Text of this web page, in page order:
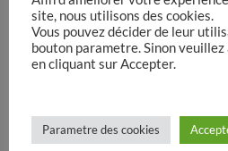
variétés de poissons de nos
site, nous utilisons des cookies.
Vous pouvez décider de leur
bouton parametre. Sinon
en cliquant sur Accepter.
Parametre des cookies